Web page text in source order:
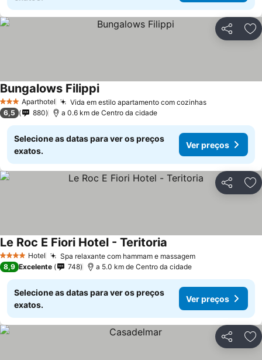
Partilhar
3 EstrelasAparthotel Vida em estilo apartamento com cozinhas
Bungalows Filippi
6,5 880 a 0.6 km de Centro da cidade
Selecione as datas para ver os preços
exatos.
Ver preços
Partilhar
4 EstrelasHotel Spa relaxante com hammam e massagem
Le Roc E Fiori Hotel - Teritoria
8,9 Excelente 748 a 5.0 km de Centro da cidade
Selecione as datas para ver os preços
exatos.
Ver preços
Partilhar